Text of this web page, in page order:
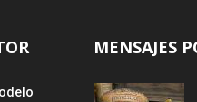
MENSAJES